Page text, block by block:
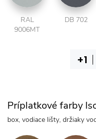
RAL
9006MT
DB 702
Príplatkové farby
box, vodiace lišty, držiaky